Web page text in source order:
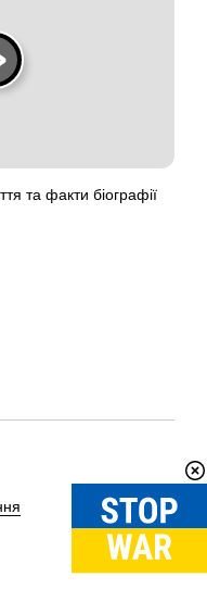
та факти біографії
Вгору↑